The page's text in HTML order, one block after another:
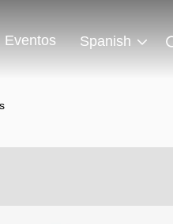
Eventos Spanish